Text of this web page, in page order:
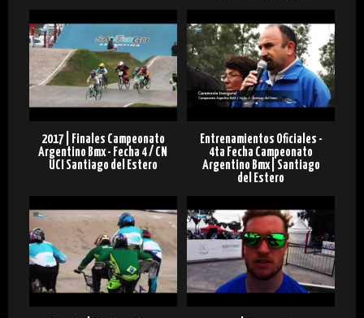
2017 | Finales Campeonato
Argentino Bmx - Fecha 4 / CN
UCI Santiago del Estero
Entrenamientos Oficiales -
4ta Fecha Campeonato
Argentino Bmx | Santiago
del Estero